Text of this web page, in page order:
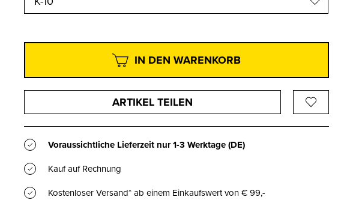
IN DEN WARENKORB
ARTIKEL TEILEN
Voraussichtliche Lieferzeit nur1-3 Werktage(DE)
Kauf auf Rechnung
Kostenloser Versand* ab einem Einkaufswert von € 99,-